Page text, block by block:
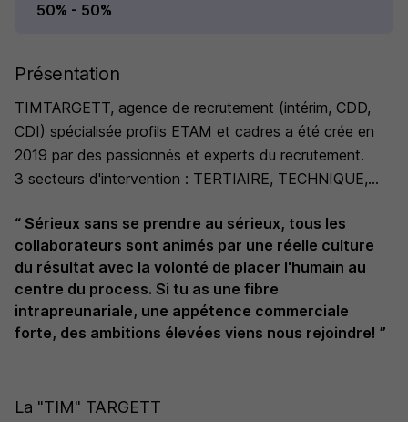
50% - 50%
Présentation
TIMTARGETT, agence de recrutement (intérim, CDD,
CDI) spécialisée profils ETAM et cadres a été crée en
2019 par des passionnés et experts du recrutement.
3 secteurs d'intervention : TERTIAIRE, TECHNIQUE,
Une vocation : créer de belles rencontres
professionnelles.
“ Sérieux sans se prendre au sérieux, tous les
collaborateurs sont animés par une réelle culture
du résultat avec la volonté de placer l'humain au
centre du process. Si tu as une fibre
intrapreunariale, une appétence commerciale
forte, des ambitions élevées viens nous rejoindre! ”
La "TIM" TARGETT